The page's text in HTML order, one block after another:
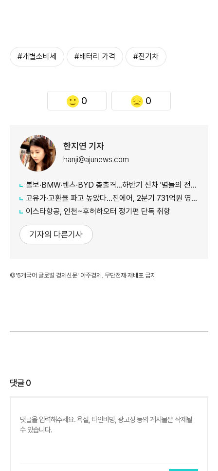
#개별소비세 #배터리 가격 #전기차
0 0
한지연 기자
hanji@ajunews.com
볼보·BMW·벤츠·BYD 총출격...하반기 신차 '별들의 전쟁'
고유가·고환율 파고 높았다…진에어, 2분기 731억원 영업적자
이스타항공, 인천~후허하오터 정기편 단독 취항
기자의 다른기사
©'5개국어 글로벌 경제신문' 아주경제. 무단전재·재배포 금지
댓글0